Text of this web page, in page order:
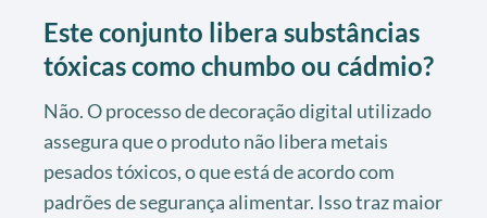
Este conjunto libera substâncias
tóxicas como chumbo ou cádmio?
Não. O processo de decoração digital utilizado
assegura que o produto não libera metais
pesados tóxicos, o que está de acordo com
padrões de segurança alimentar. Isso traz maior